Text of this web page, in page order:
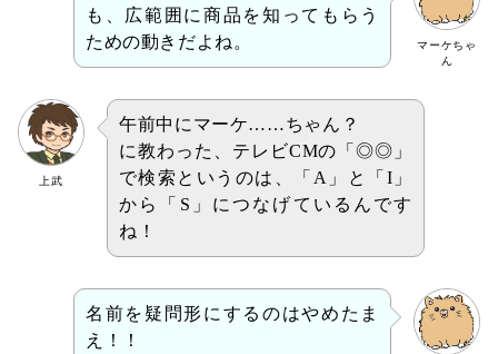
マーケちゃ
ん
も、広範囲に商品を知ってもらう
ための動きだよね。
上武
午前中にマーケ……ちゃん？
に教わった、テレビCMの「◎◎」
で検索というのは、「A」と「I」
から「S」につなげているんです
ね！
名前を疑問形にするのはやめたま
え！！